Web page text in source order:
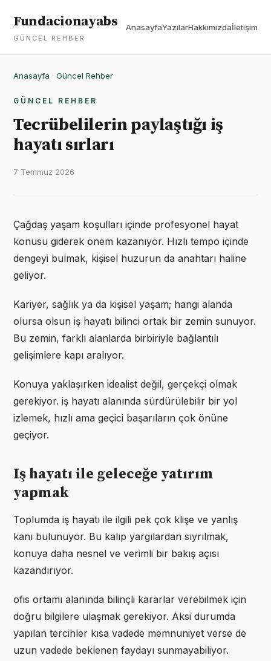
Fundacionayabs
GÜNCEL REHBER
AnasayfaYazılarHakkımızdaİletişim
Anasayfa · Güncel Rehber
GÜNCEL REHBER
Tecrübelilerin paylaştığı iş
hayatı sırları
7 Temmuz 2026
Çağdaş yaşam koşulları içinde profesyonel hayat
konusu giderek önem kazanıyor. Hızlı tempo içinde
dengeyi bulmak, kişisel huzurun da anahtarı haline
geliyor.
Kariyer, sağlık ya da kişisel yaşam; hangi alanda
olursa olsun iş hayatı bilinci ortak bir zemin sunuyor.
Bu zemin, farklı alanlarda birbiriyle bağlantılı
gelişimlere kapı aralıyor.
Konuya yaklaşırken idealist değil, gerçekçi olmak
gerekiyor. iş hayatı alanında sürdürülebilir bir yol
izlemek, hızlı ama geçici başarıların çok önüne
geçiyor.
Iş hayatı ile geleceğe yatırım
yapmak
Toplumda iş hayatı ile ilgili pek çok klişe ve yanlış
kanı bulunuyor. Bu kalıp yargılardan sıyrılmak,
konuya daha nesnel ve verimli bir bakış açısı
kazandırıyor.
ofis ortamı alanında bilinçli kararlar verebilmek için
doğru bilgilere ulaşmak gerekiyor. Aksi durumda
yapılan tercihler kısa vadede memnuniyet verse de
uzun vadede beklenen faydayı sunmayabiliyor.